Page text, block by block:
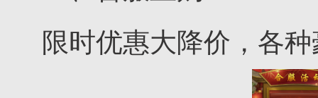
限时优惠大降价，各